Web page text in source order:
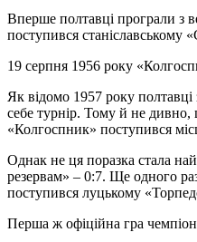
Вперше полтавці програли з
поступився станіславському
19 серпня 1956 року
Як відомо 1957 року
себе турнір. Тому й не дивно,
«Колгоспник» поступився
Однак не ця поразка стала
резервам» – 0:7. Ще одного
поступився луцькому
Перша ж офіційна гра